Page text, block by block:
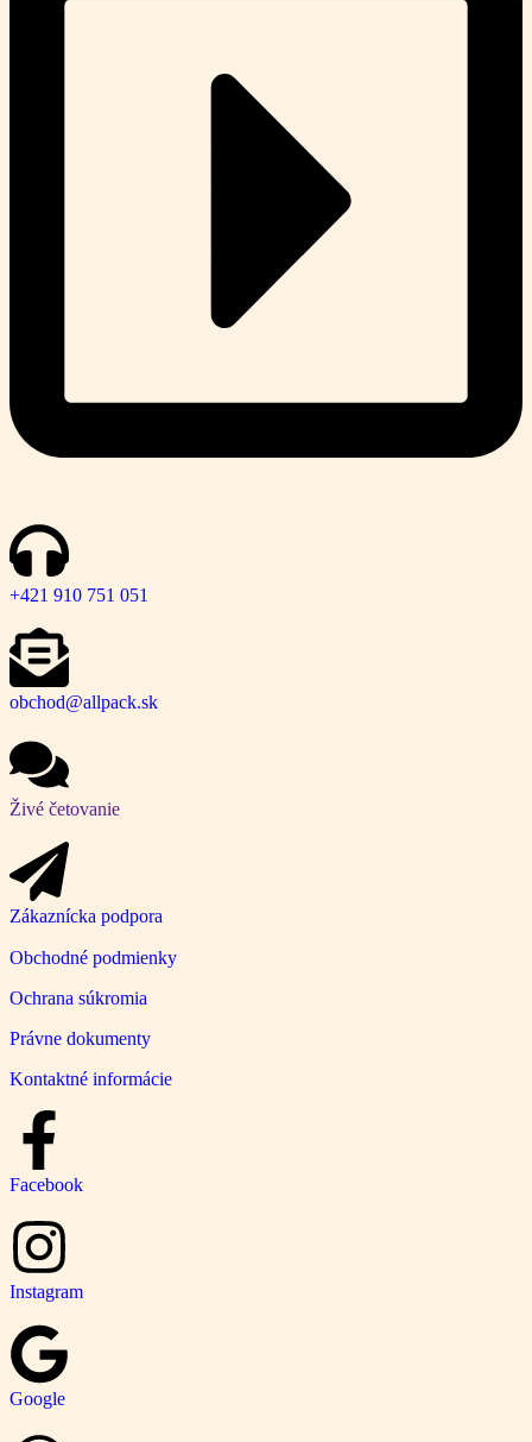
+421 910 751 051
obchod@allpack.sk
Živé četovanie
Zákaznícka podpora
Obchodné podmienky
Ochrana súkromia
Právne dokumenty
Kontaktné informácie
Facebook
Instagram
Google